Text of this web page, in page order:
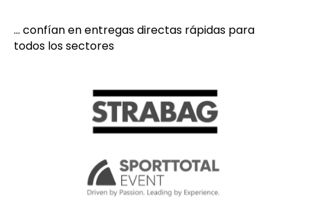
... confían en entregas directas rápidas para
todos los sectores